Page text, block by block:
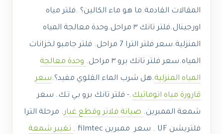
المقالات القادمة.ما هو ماء الكالين؟ .فلتر مياه
اورجينال.فلتر تانك ٣ مراحل.وحدة معالجة المياه
المنزلية.سعر فلتر الترا 7 مراحل. فلتر جامبو لخزانات
المياه.سعر فلتر تانك برو ٣ مراحل.
وحدة معالجة
المياه المنزلية.هل شرب الماء القلوي مفيد؟.سعر
قارورة مياه اتوماتيك.- فلتر تانك برو بـي تـك. سعر
شمعة الممبرين. صيانة فلاتر وقطع غيار. مرحلة الترا
فلتريشن UF . سعر ممبرين filmtec .
تغيير شمعة